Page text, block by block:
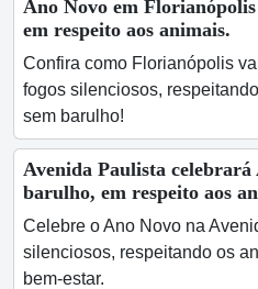
Ano Novo em
em respeito aos animais.
Confira como Florianópolis
fogos silenciosos,
sem barulho!
Avenida Paulista celebrará
barulho, em respeito aos
Celebre o Ano Novo na
silenciosos, respeitando os
bem-estar.